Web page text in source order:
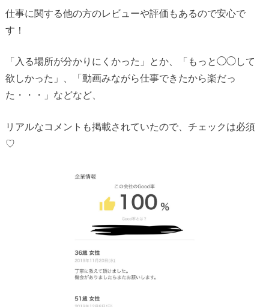
仕事に関する他の方のレビューや評価もあるので安心で
す！
「入る場所が分かりにくかった」とか、「もっと◯◯して
欲しかった」、「動画みながら仕事できたから楽だっ
た・・・」などなど、
リアルなコメントも掲載されていたので、チェックは必須
♡